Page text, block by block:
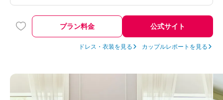
プラン料金 公式サイト
ドレス・衣装を見る カップルレポートを見る